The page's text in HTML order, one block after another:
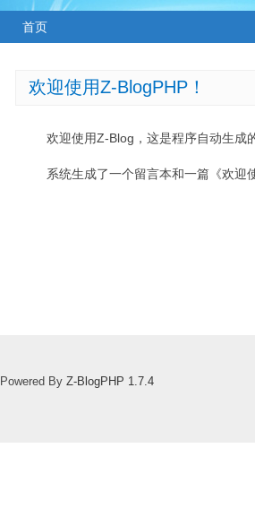
首页
欢迎使用Z-BlogPHP！
欢迎使用Z-Blog，这是程序自动生成
系统生成了一个留言本和一篇《欢迎
Powered By Z-BlogPHP 1.7.4